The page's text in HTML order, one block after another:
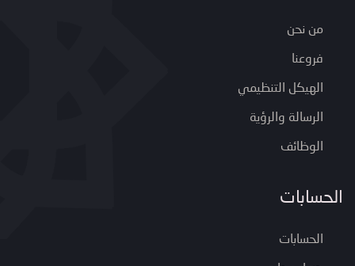
من نحن
فروعنا
الهيكل التنظيمي
الرسالة والرؤية
الوظائف
الحسابات
الحسابات